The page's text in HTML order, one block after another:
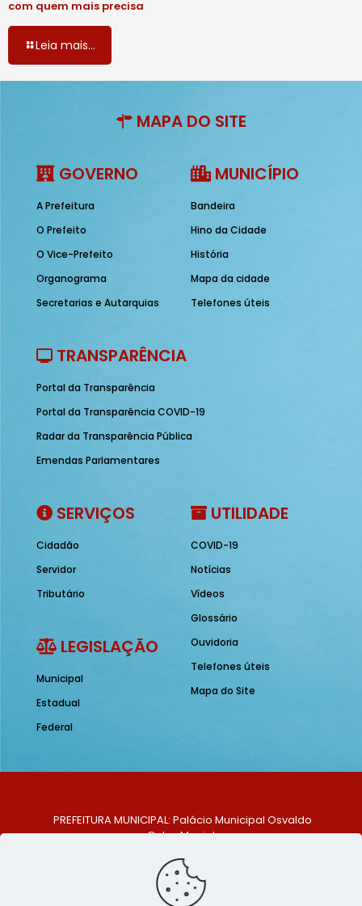
com quem mais precisa
Leia mais...
MAPA DO SITE
GOVERNO
A Prefeitura
O Prefeito
O Vice-Prefeito
Organograma
Secretarias e Autarquias
MUNICÍPIO
Bandeira
Hino da Cidade
História
Mapa da cidade
Telefones úteis
TRANSPARÊNCIA
Portal da Transparência
Portal da Transparência COVID-19
Radar da Transparência Pública
Emendas Parlamentares
SERVIÇOS
Cidadão
Servidor
Tributário
LEGISLAÇÃO
Municipal
Estadual
Federal
UTILIDADE
COVID-19
Notícias
Vídeos
Glossário
Ouvidoria
Telefones úteis
Mapa do Site
PREFEITURA MUNICIPAL: Palácio Municipal Osvaldo
Celso Maciel
Centro, São Bento do Una - PE. CEP: 553370-128
TELEFONE: (81) 99548-1569
E-MAIL: ouvidoria@saobentodouna.pe.gov.br